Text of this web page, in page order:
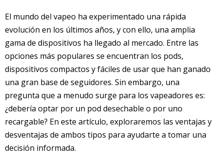
El mundo del vapeo ha experimentado una rápida
evolución en los últimos años, y con ello, una amplia
gama de dispositivos ha llegado al mercado. Entre las
opciones más populares se encuentran los pods,
dispositivos compactos y fáciles de usar que han ganado
una gran base de seguidores. Sin embargo, una
pregunta que a menudo surge para los vapeadores es:
¿debería optar por un pod desechable o por uno
recargable? En este artículo, exploraremos las ventajas y
desventajas de ambos tipos para ayudarte a tomar una
decisión informada.